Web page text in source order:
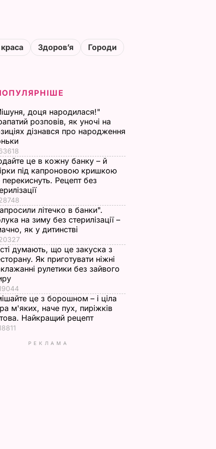
Здоровʼя Городи
доця народилася!"
розповів, як уночі на
дізнався про народження
це в кожну банку – й
під капроновою кришкою
перекиснуть. Рецепт без
літечко в банки".
на зиму без стерилізації –
як у дитинстві
думають, що це закуска з
Як приготувати ніжні
рулетики без зайвого
це з борошном – і ціла
м'яких, наче пух, пиріжків
Найкращий рецепт
РЕКЛАМА